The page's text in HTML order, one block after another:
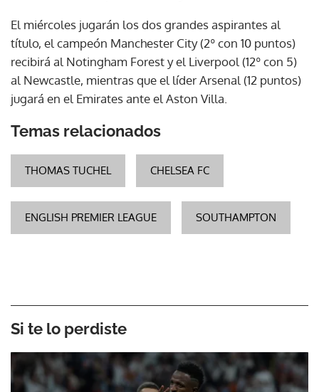
El miércoles jugarán los dos grandes aspirantes al
título, el campeón Manchester City (2º con 10 puntos)
recibirá al Notingham Forest y el Liverpool (12º con 5)
al Newcastle, mientras que el líder Arsenal (12 puntos)
jugará en el Emirates ante el Aston Villa.
Temas relacionados
THOMAS TUCHEL CHELSEA FC
ENGLISH PREMIER LEAGUE SOUTHAMPTON
Si te lo perdiste